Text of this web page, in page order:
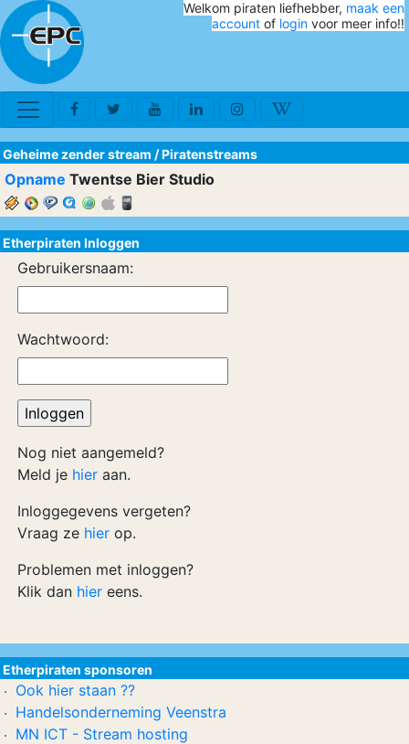
Welkom piraten liefhebber, maak een
account of login voor meer info!!
Geheime zender stream /Piratenstreams
Opname Twentse Bier Studio
Etherpiraten Inloggen
Gebruikersnaam:
Wachtwoord:
Nog niet aangemeld?
Meld je hier aan.
Inloggegevens vergeten?
Vraag ze hier op.
Problemen met inloggen?
Klik dan hier eens.
Etherpiraten sponsoren
Ook hier staan ??
Handelsonderneming Veenstra
MN ICT - Stream hosting